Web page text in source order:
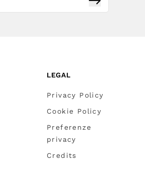
Iscriviti
LEGAL
Privacy Policy
Cookie Policy
Preferenze
privacy
Credits